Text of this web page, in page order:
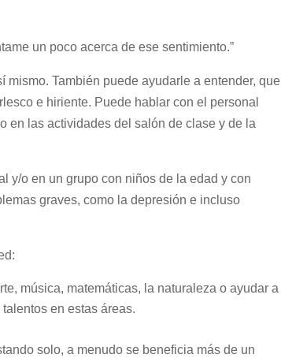
un poco acerca de ese sentimiento.”
También puede ayudarle a entender, que
e hiriente. Puede hablar con el personal
en las actividades del salón de clase y de la
y/o en un grupo con niños de la edad y con
graves, como la depresión e incluso
música, matemáticas, la naturaleza o ayudar a
en estas áreas.
solo, a menudo se beneficia más de un